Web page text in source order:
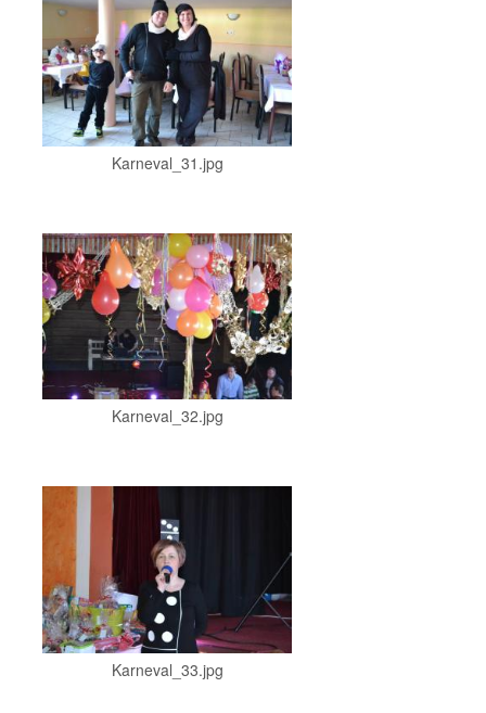
Karneval_31.jpg
Karneval_32.jpg
Karneval_33.jpg